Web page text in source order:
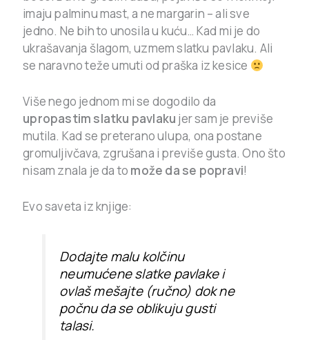
imaju palminu mast, a ne margarin – ali sve
jedno. Ne bih to unosila u kuću… Kad mi je do
ukrašavanja šlagom, uzmem slatku pavlaku. Ali
se naravno teže umuti od praška iz kesice
Više nego jednom mi se dogodilo da
upropastim slatku pavlaku jer sam je previše
mutila. Kad se preterano ulupa, ona postane
gromuljivčava, zgrušana i previše gusta. Ono što
nisam znala je da to može da se popravi!
Evo saveta iz knjige:
Dodajte malu kolčinu
neumućene slatke pavlake i
ovlaš mešajte (ručno) dok ne
počnu da se oblikuju gusti
talasi.